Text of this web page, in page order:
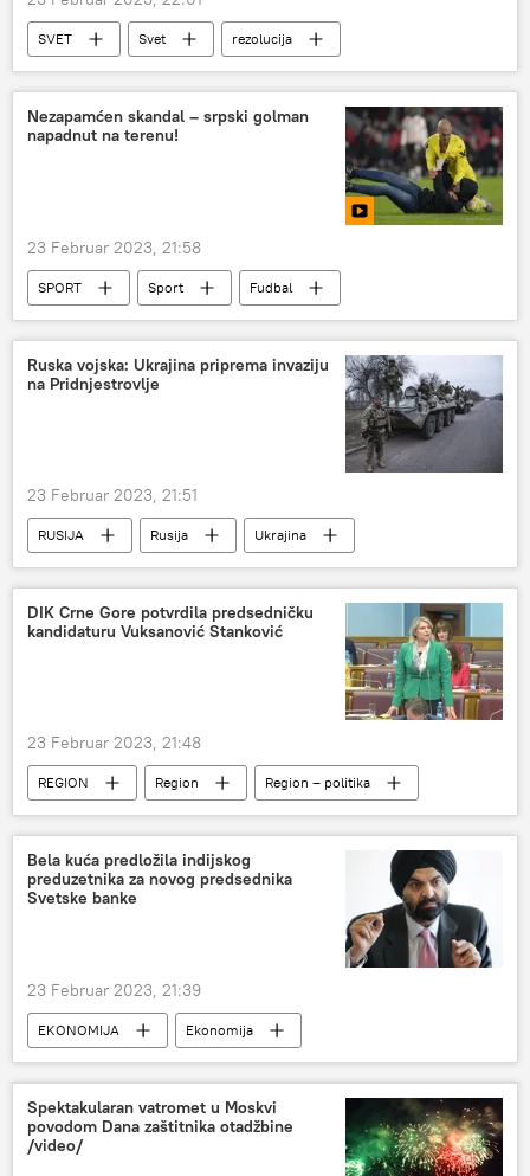
SVET Svet
rezolucija
Generalna skupština UN
Ukrajina
Rusija
Specijalna vojna operacija u Ukrajini – vesti
Nezapamćen skandal – srpski golman
napadnut na terenu!
23 Februar 2023, 21:58
SPORT Sport Fudbal
Ruska vojska: Ukrajina priprema invaziju
na Pridnjestrovlje
23 Februar 2023, 21:51
RUSIJA Rusija
Ukrajina
Specijalna vojna operacija u Ukrajini – vesti
Pridnjestrovlje
mirovne snage
DIK Crne Gore potvrdila predsedničku
kandidaturu Vuksanović Stanković
23 Februar 2023, 21:48
REGION Region
Region – politika
Crna Gora
Bela kuća predložila indijskog
preduzetnika za novog predsednika
Svetske banke
23 Februar 2023, 21:39
EKONOMIJA
Ekonomija
Svet – ekonomija
Spektakularan vatromet u Moskvi
povodom Dana zaštitnika otadžbine
/video/